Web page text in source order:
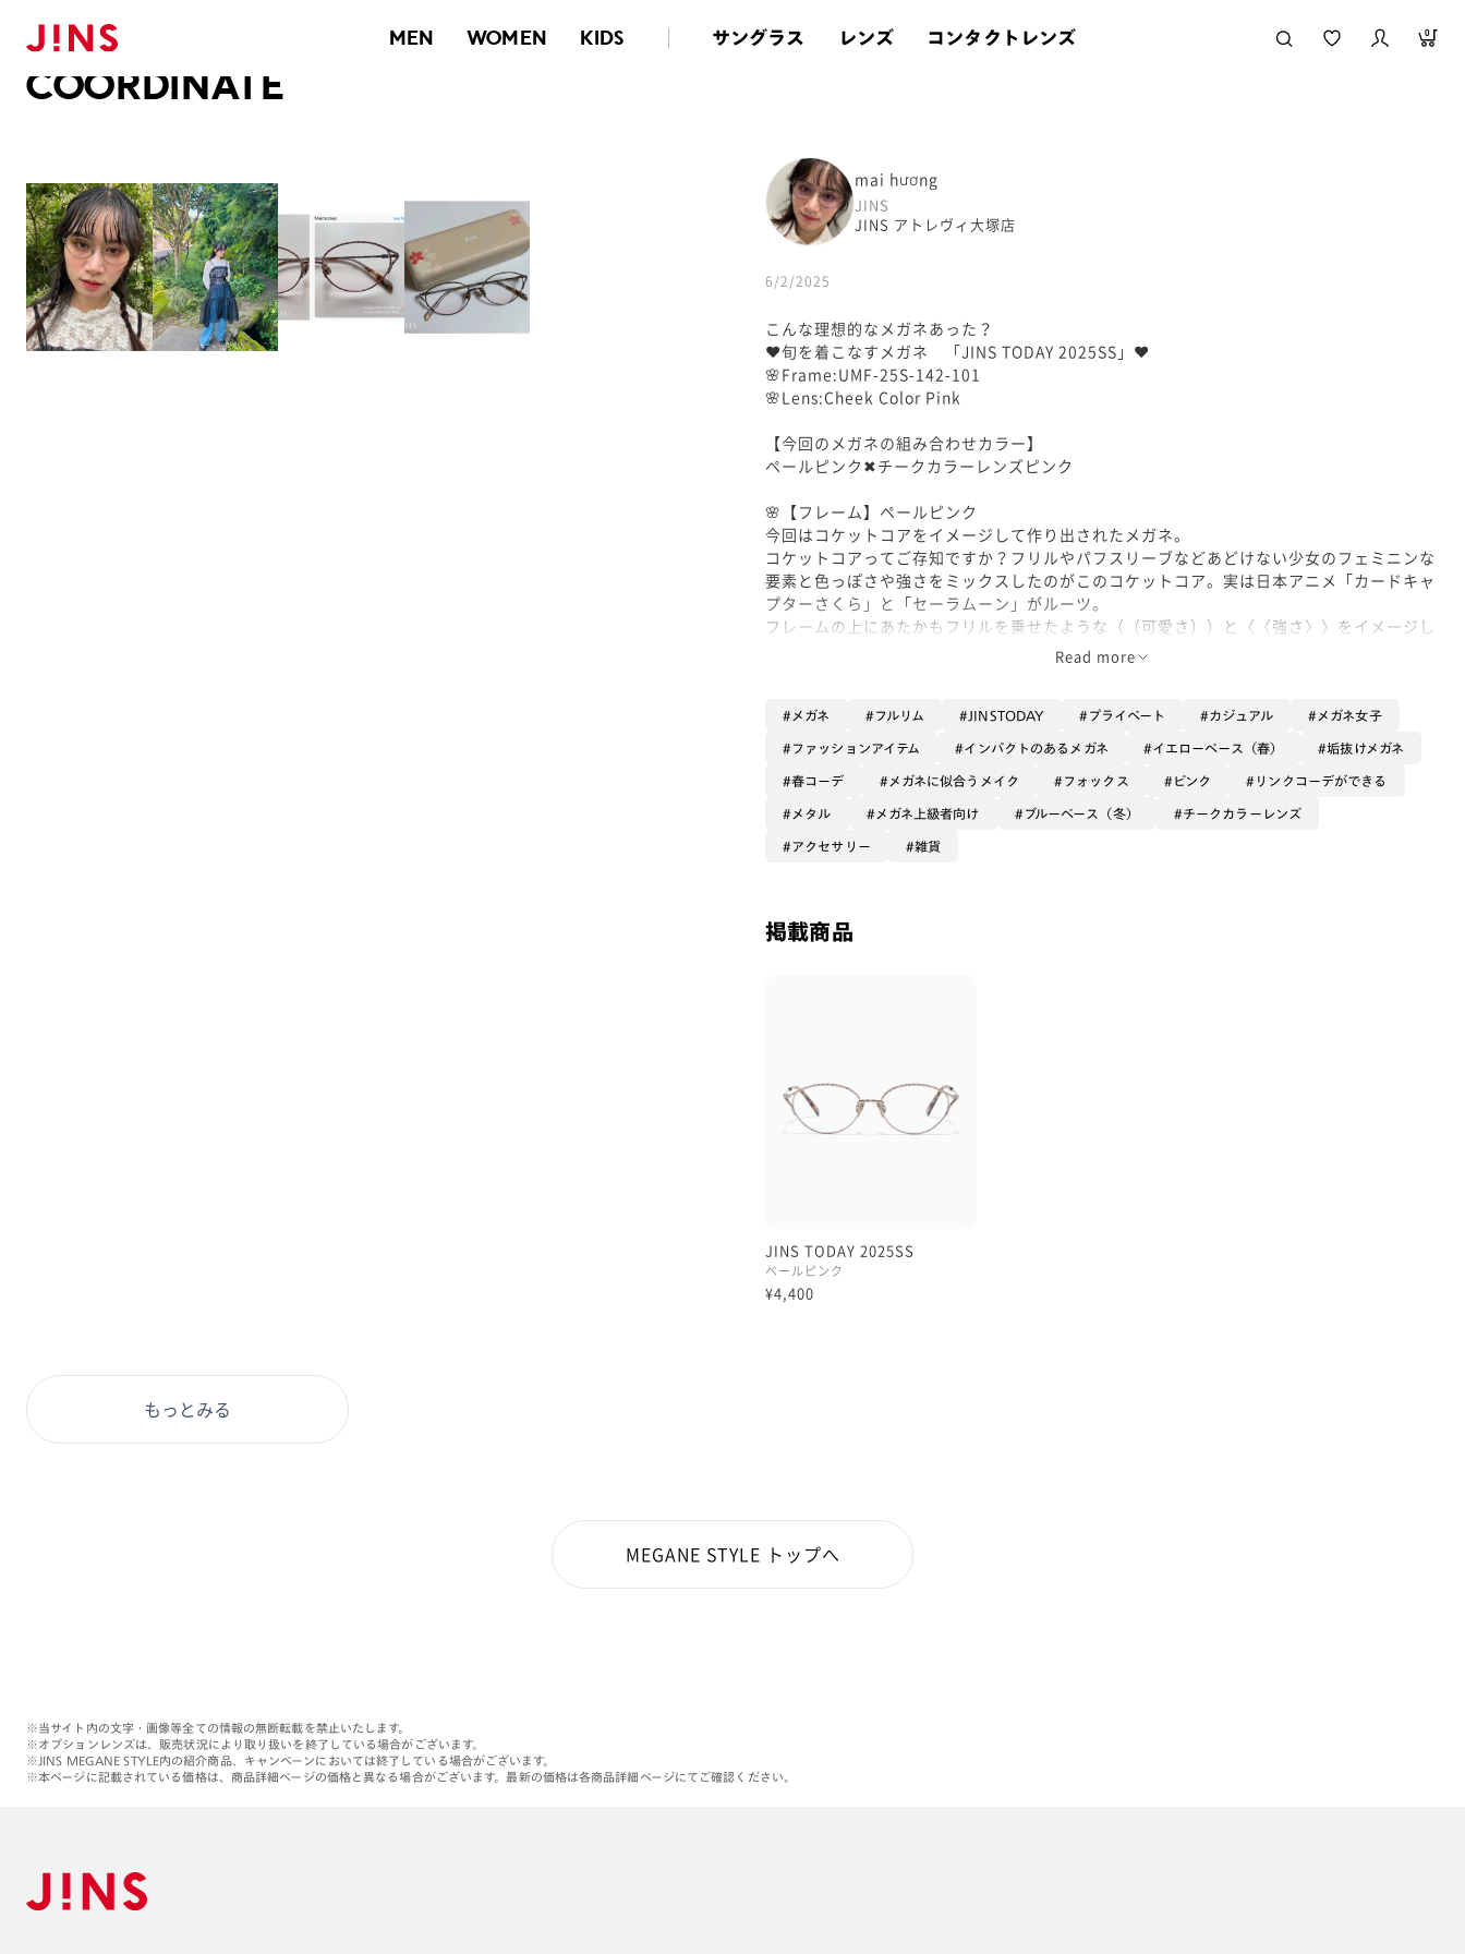
MEN WOMEN KIDS サングラス レンズ コンタクトレンズ 0
メガネのJINS TOP
COORDINATE
mai hương
JINS
JINS アトレヴィ大塚店
6/2/2025
こんな理想的なメガネあった？
❤︎旬を着こなすメガネ 「JINS TODAY 2025SS」❤︎
🌸Frame:UMF-25S-142-101
🌸Lens:Cheek Color Pink
【今回のメガネの組み合わせカラー】
ペールピンク✖︎チークカラーレンズピンク
🌸【フレーム】ペールピンク
今回はコケットコアをイメージして作り出されたメガネ。
コケットコアってご存知ですか？フリルやパフスリーブなどあどけない少女のフェミニンな
要素と色っぽさや強さをミックスしたのがこのコケットコア。実は日本アニメ「カードキャ
プターさくら」と「セーラムーン」がルーツ。
フレームの上にあたかもフリルを乗せたような（（可愛さ））と〈〈強さ〉〉をイメージし
た尖ったような装飾はこれまでのメガネに見たことがないデザインです。
カードキャプターさくらと似たデザインのゴールドと迷いましたが、ペールピンクといった
ブルベもイエベも問わないような色を選んでみました。（（テンプルのデザインが可愛
またフォックス型のフレームは面長のエレガントイメージの顔によく似合います。注意点と
しては縦幅が広いもの肌馴染みが良くフレームに厚みがないものがおすすめです。
🌸【レンズ】チークカラーレンズピンク
選んだ色は🌸ピンク🌸カードキャプターさくらの桜いろをイメージしてこの色を選んでみま
した。
クが聞いた太ベルトのシルバーはまさにコケットコアの（（可愛さ））と〈〈強さ〉〉を備
えたようなイメージで組んでみました。
フェミニンながらもアクティブな今回のコーディネート。
ぜひラフなフリフリのある洋服にプラスしてちょっと可愛い尖った感じのあるフォックス🦊
フレームで楽しんで見て下さい！
Read more
メガネ フルリム JINSTODAY プライベート カジュアル メガネ女子
ファッションアイテム インパクトのあるメガネ イエローベース（春） 垢抜けメガネ
春コーデ メガネに似合うメイク フォックス ピンク リンクコーデができる
メタル メガネ上級者向け ブルーベース（冬） チークカラーレンズ
アクセサリー 雑貨
掲載商品
JINS TODAY 2025SS
ペールピンク
¥4,400
もっとみる
MEGANE STYLE トップへ
※当サイト内の文字・画像等全ての情報の無断転載を禁止いたします。
※オプションレンズは、販売状況により取り扱いを終了している場合がございます。
※JINS MEGANE STYLE内の紹介商品、キャンペーンにおいては終了している場合がございます。
※本ページに記載されている価格は、商品詳細ページの価格と異なる場合がございます。最新の価格は各商品詳細ページにてご確認ください。